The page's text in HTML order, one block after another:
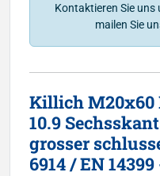
Kontaktieren Sie uns
mailen Sie
Killich M20x60
10.9
grosser
6914 / EN 14399